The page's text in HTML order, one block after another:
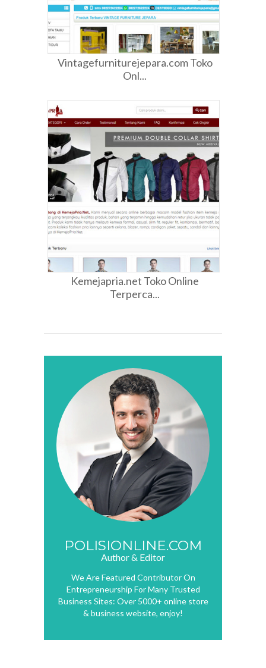
Vintagefurniturejepara.com Toko
Onl...
Kemejapria.net Toko Online
Terperca...
POLISIONLINE.COM
Author & Editor
We Are Featured Contributor On
Entrepreneurship For Many Trusted
Business Sites: Over 5000+ online store
& business website, enjoy!